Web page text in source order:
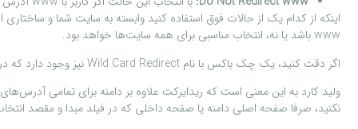
www باشد یا نه، انتخاب مناسبی برای همه سایت‌ها خواهد بود.
اگر دقت کنید، یک چک باکس با نام Wild Card Redirect نیز وجود دارد که در بالا نیز به مثال ریدایرکت برای سایت‌هایی که دامنه خود را تغییر دادند اشاره کردم. این گزینه برای سایت‌هایی که دامنه خود را تغییر داده‌اند کاربرد دارد.
نکنید، صرفا صفحه اصلی دامنه یا صفحه داخلی که در فیلد مبدا و مقصد